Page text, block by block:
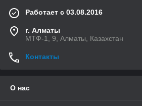
Работает с 03.08.2016
г. Алматы
МТФ-1, 9, Алматы, Казахстан
Контакты
О нас